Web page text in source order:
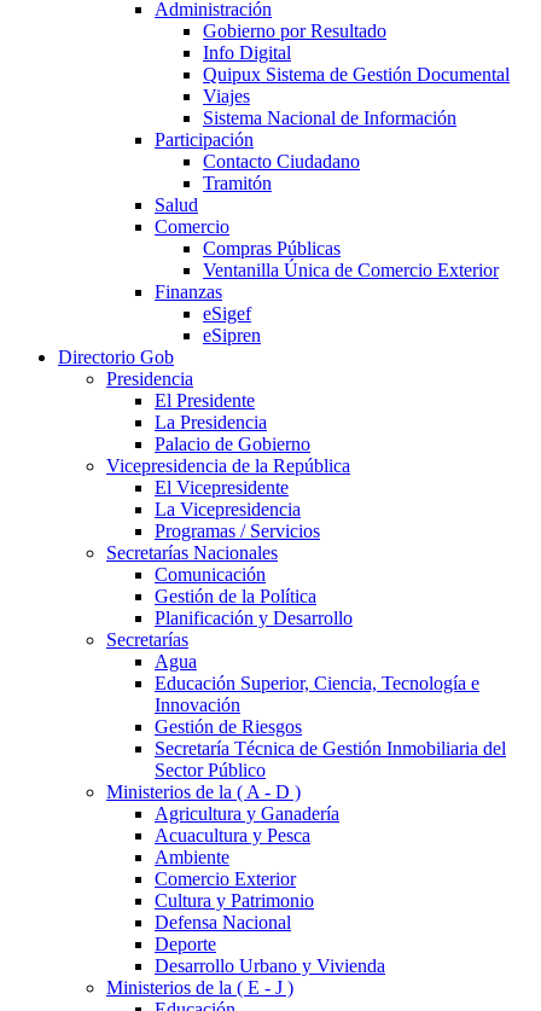
Administración
Gobierno por Resultado
Info Digital
Quipux Sistema de Gestión Documental
Viajes
Sistema Nacional de Información
Participación
Contacto Ciudadano
Tramitón
Salud
Comercio
Compras Públicas
Ventanilla Única de Comercio Exterior
Finanzas
eSigef
eSipren
Directorio Gob
Presidencia
El Presidente
La Presidencia
Palacio de Gobierno
Vicepresidencia de la República
El Vicepresidente
La Vicepresidencia
Programas / Servicios
Secretarías Nacionales
Comunicación
Gestión de la Política
Planificación y Desarrollo
Secretarías
Agua
Educación Superior, Ciencia, Tecnología e
Innovación
Gestión de Riesgos
Secretaría Técnica de Gestión Inmobiliaria del
Sector Público
Ministerios de la ( A - D )
Agricultura y Ganadería
Acuacultura y Pesca
Ambiente
Comercio Exterior
Cultura y Patrimonio
Defensa Nacional
Deporte
Desarrollo Urbano y Vivienda
Ministerios de la ( E - J )